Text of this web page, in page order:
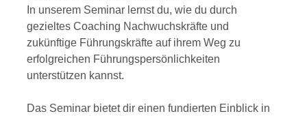
In unserem Seminar lernst du, wie du durch
gezieltes Coaching Nachwuchskräfte und
zukünftige Führungskräfte auf ihrem Weg zu
erfolgreichen Führungspersönlichkeiten
unterstützen kannst.
Das Seminar bietet dir einen fundierten Einblick in